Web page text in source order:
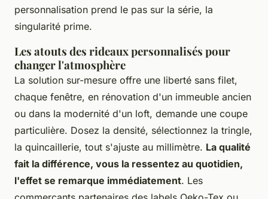
personnalisation prend le pas sur la série, la
singularité prime.
Les atouts des rideaux personnalisés pour
changer l'atmosphère
La solution sur-mesure offre une liberté sans filet,
chaque fenêtre, en rénovation d'un immeuble ancien
ou dans la modernité d'un loft, demande une coupe
particulière. Dosez la densité, sélectionnez la tringle,
la quincaillerie, tout s'ajuste au millimètre. La qualité
fait la différence, vous la ressentez au quotidien,
l'effet se remarque immédiatement. Les